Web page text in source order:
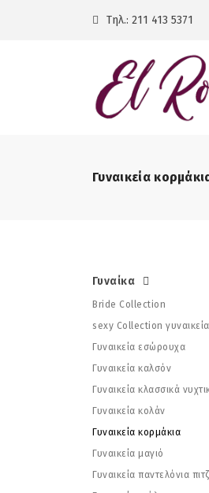
Τηλ.: 211 413 5371
Γυναικεία
Γυναίκα
Bride Collection
sexy Collection γυναικεία
Γυναικεία εσώρουχα
Γυναικεία καλσόν
Γυναικεία κλασσικά
Γυναικεία κολάν
Γυναικεία κορμάκια
Γυναικεία μαγιό
Γυναικεία παντελόνια